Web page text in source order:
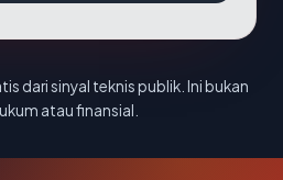
dari sinyal teknis publik. Ini bukan
atau finansial.